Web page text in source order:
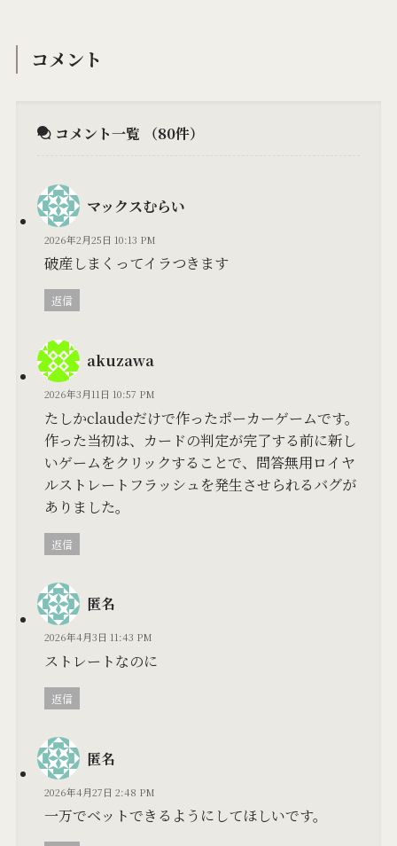
コメント
コメント一覧 （80件）
マックスむらい
2026年2月25日 10:13 PM
破産しまくってイラつきます
返信
akuzawa
2026年3月11日 10:57 PM
たしかclaudeだけで作ったポーカーゲームです。
作った当初は、カードの判定が完了する前に新し
いゲームをクリックすることで、問答無用ロイヤ
ルストレートフラッシュを発生させられるバグが
ありました。
返信
匿名
2026年4月3日 11:43 PM
ストレートなのに
返信
匿名
2026年4月27日 2:48 PM
一万でベットできるようにしてほしいです。